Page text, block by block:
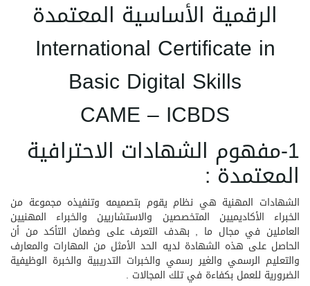
الرقمية الأساسية المعتمدة
International Certificate in
Basic Digital Skills
CAME – ICBDS
1-مفهوم الشهادات الاحترافية
المعتمدة :
الشهادات المهنية هي نظام يقوم بتصميمه وتنفيذه مجموعة من
الخبراء الأكاديميين المتخصصين والاستشاريين والخبراء المهنيين
العاملين في مجال ما , بهدف التعرف على وضمان التأكد من أن
الحاصل على هذه الشهادة لديه الحد الأمثل من المهارات والمعارف
والتعليم الرسمي والغير رسمي والخبرات التدريبية والخبرة الوظيفية
الضرورية للعمل بكفاءة في تلك المجالات .